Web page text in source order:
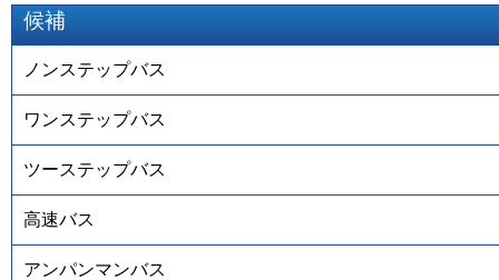
候補
ノンステップバス
ワンステップバス
ツーステップバス
高速バス
アンパンマンバス